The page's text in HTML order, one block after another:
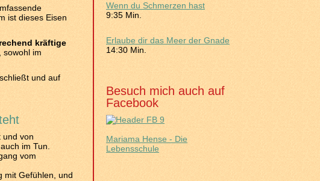
Wenn du Schmerzen hast
9:35 Min.
Erlaube dir das Meer der Gnade
14:30 Min.
Besuch mich auch auf
Facebook
Mariama Hense - Die
Lebensschule
ist dieses Eisen
kräftige
sowohl im
und auf
und von
im Tun.
vom
mit Gefühlen, und